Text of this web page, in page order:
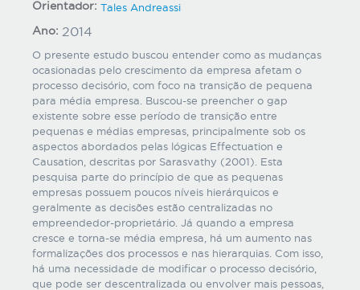
Orientador: Tales Andreassi
Ano: 2014
O presente estudo buscou entender como as mudanças
ocasionadas pelo crescimento da empresa afetam o
processo decisório, com foco na transição de pequena
para média empresa. Buscou-se preencher o gap
existente sobre esse período de transição entre
pequenas e médias empresas, principalmente sob os
aspectos abordados pelas lógicas Effectuation e
Causation, descritas por Sarasvathy (2001). Esta
pesquisa parte do princípio de que as pequenas
empresas possuem poucos níveis hierárquicos e
geralmente as decisões estão centralizadas no
empreendedor-proprietário. Já quando a empresa
cresce e torna-se média empresa, há um aumento nas
formalizações dos processos e nas hierarquias. Com isso,
há uma necessidade de modificar o processo decisório,
que pode ser descentralizada ou envolver mais pessoas,